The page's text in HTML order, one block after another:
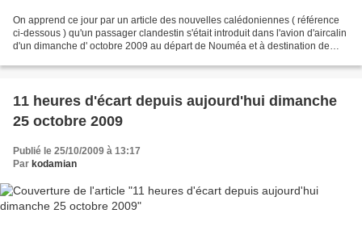
On apprend ce jour par un article des nouvelles calédoniennes ( référence
ci-dessous ) qu'un passager clandestin s'était introduit dans l'avion d'aircalin
d'un dimanche d' octobre 2009 au départ de Nouméa et à destination de
11 heures d'écart depuis aujourd'hui dimanche
25 octobre 2009
Publié le 25/10/2009 à 13:17
Par kodamian